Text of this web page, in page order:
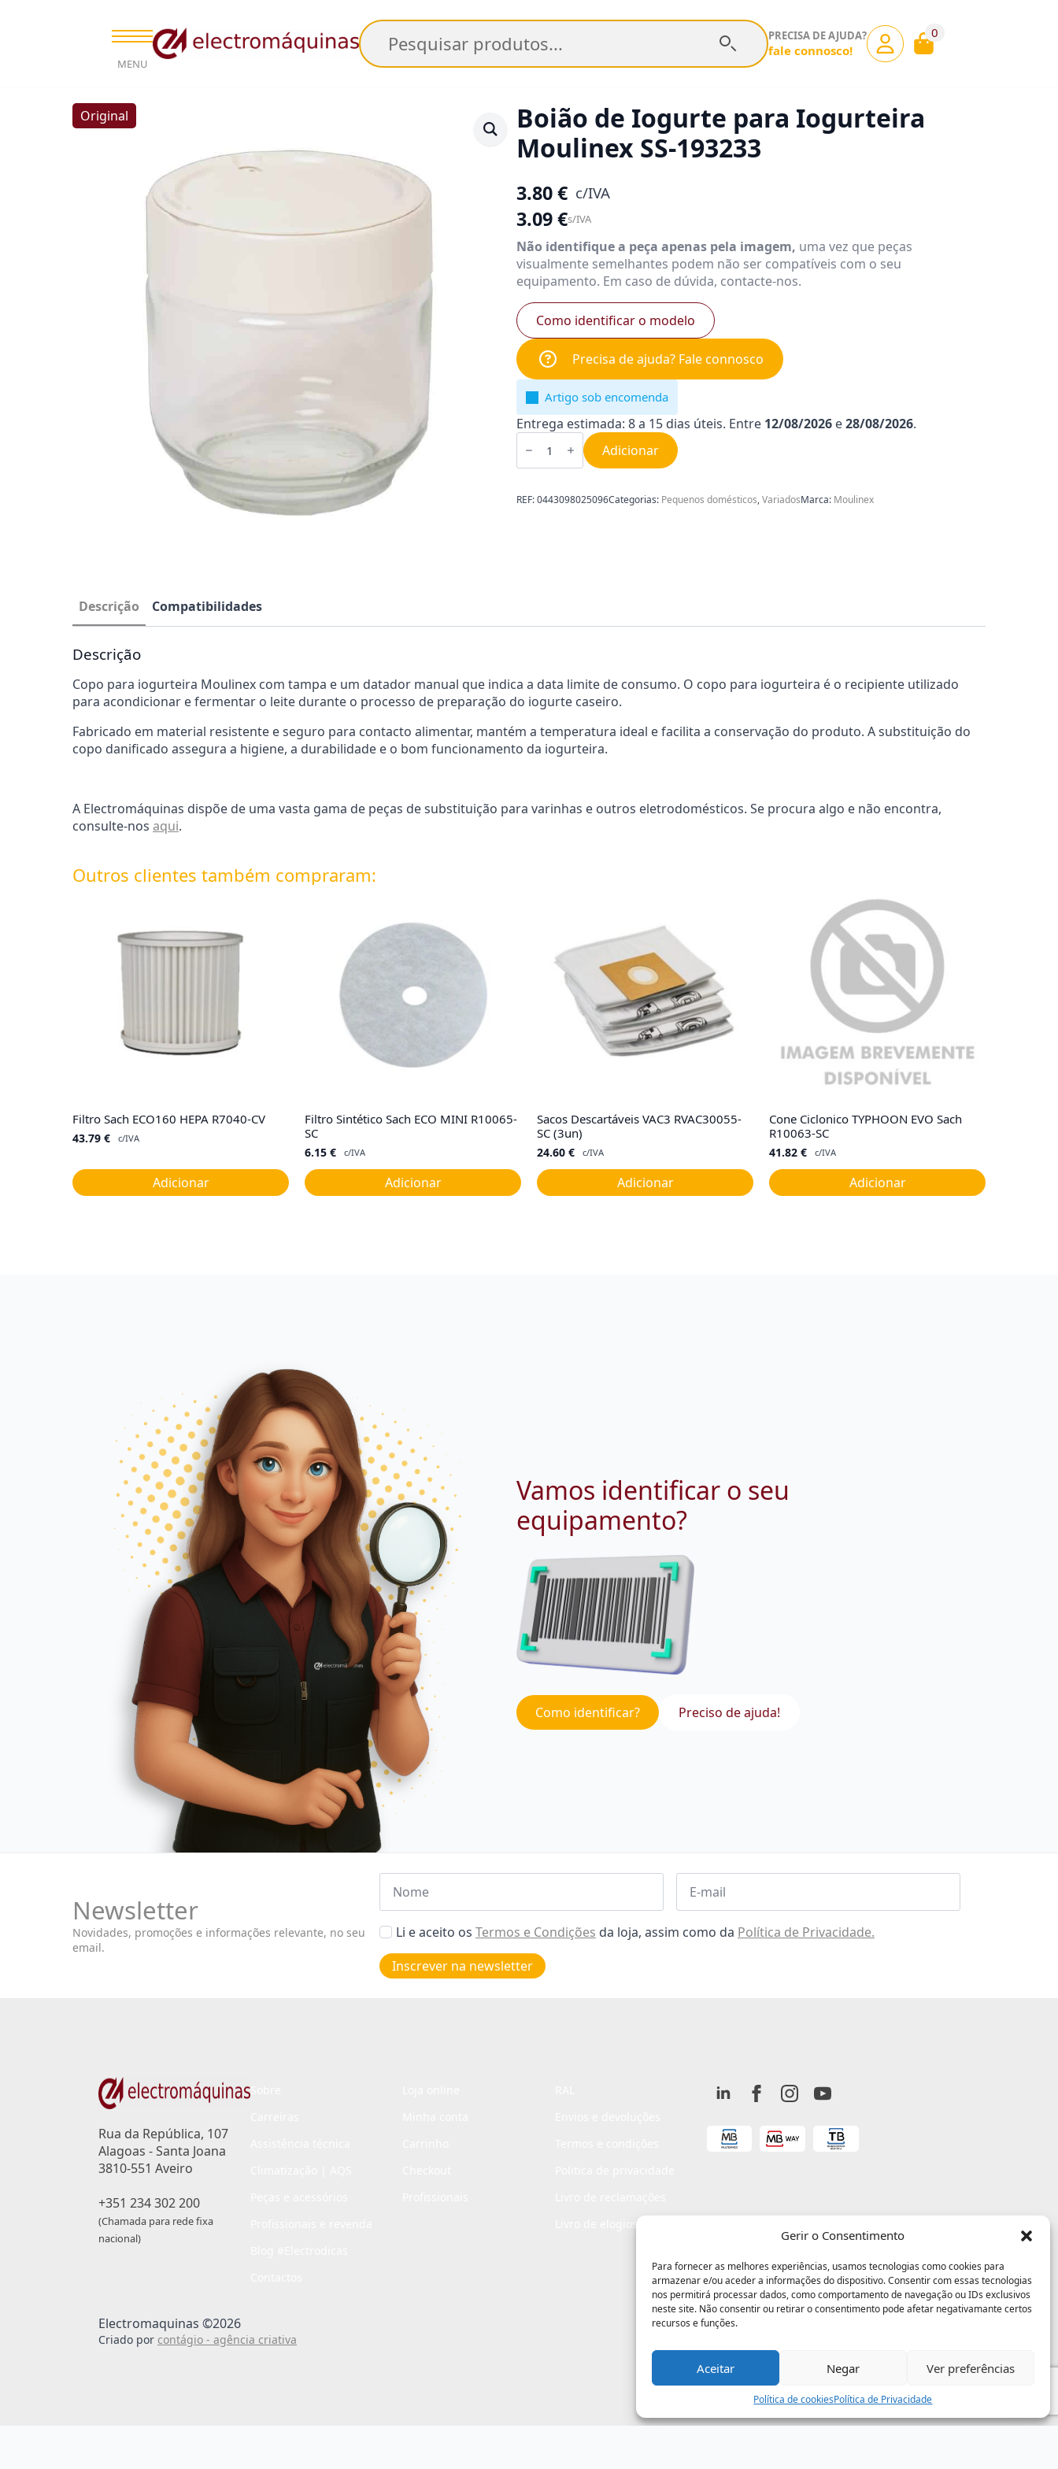
Gerir o Consentimento
Para fornecer as melhores experiências, usamos tecnologias como cookies para
armazenar e/ou aceder a informações do dispositivo. Consentir com essas tecnologias
nos permitirá processar dados, como comportamento de navegação ou IDs exclusivos
neste site. Não consentir ou retirar o consentimento pode afetar negativamante certos
recursos e funções.
Aceitar Negar Ver preferências
Política de cookiesPolítica de Privacidade
MENU
Pesquisar PRECISA DE AJUDA?
fale connosco!
0
Original
Boião de Iogurte para Iogurteira
Moulinex SS-193233
3.80€ c/IVA
3.09€s/IVA
Não identifique a peça apenas pela imagem, uma vez que peças
visualmente semelhantes podem não ser compatíveis com o seu
equipamento. Em caso de dúvida, contacte-nos.
Como identificar o modelo
Precisa de ajuda? Fale connosco
Artigo sob encomenda
Entrega estimada: 8 a 15 dias úteis. Entre 12/08/2026 e28/08/2026.
Quantidade
de
de
para
Iogurteira
Adicionar
REF:0443098025096Categorias: Pequenos domésticos,VariadosMarca: Moulinex
Descrição Compatibilidades
Descrição
Copo para iogurteira Moulinex com tampa e um datador manual que indica a data limite de consumo. O copo para iogurteira é o recipiente utilizado
para acondicionar e fermentar o leite durante o processo de preparação do iogurte caseiro.
Fabricado em material resistente e seguro para contacto alimentar, mantém a temperatura ideal e facilita a conservação do produto. A substituição do
copo danificado assegura a higiene, a durabilidade e o bom funcionamento da iogurteira.
A Electromáquinas dispõe de uma vasta gama de peças de substituição para varinhas e outros eletrodomésticos. Se procura algo e não encontra,
consulte-nos aqui.
Outros clientes também compraram:
Filtro Sach ECO160 HEPA R7040-CV
43.79 € c/IVA
Adicionar
Filtro Sintético Sach ECO MINI R10065-
SC
6.15 € c/IVA
Adicionar
Sacos Descartáveis VAC3 RVAC30055-
SC (3un)
24.60 € c/IVA
Adicionar
Cone Ciclonico TYPHOON EVO Sach
R10063-SC
41.82 € c/IVA
Adicionar
Vamos identificar o seu
equipamento?
Como identificar? Preciso de ajuda!
Newsletter
Novidades, promoções e informações relevante, no seu
email.
Nome Email
Aceitar
de
privacidade
Li e aceito os Termos e Condições da loja, assim como da Política de Privacidade.
Inscrever na newsletter
Rua da República, 107
Alagoas - Santa Joana
3810-551 Aveiro
+351 234 302 200
(Chamada para rede fixa
nacional)
Livro de elogios
Electromaquinas ©2026
Criado por contágio - agência criativa